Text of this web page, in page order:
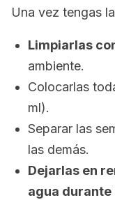
Una vez tengas
Limpiarlas
ambiente.
Colocarlas
ml).
Separar las
las demás.
Dejarlas en
agua durante